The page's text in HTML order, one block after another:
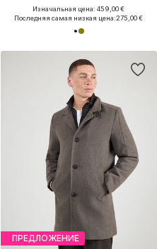
Изначальная цена: 459,00 €
Последняя самая низкая цена:275,00 €
ПРЕДЛОЖЕНИЕ